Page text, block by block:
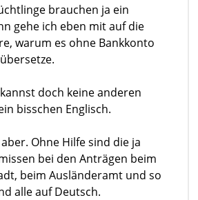
brauchen ja ein
gehe ich eben mit auf die
warum es ohne Bankkonto
doch keine anderen
bisschen Englisch.
Ohne Hilfe sind die ja
bei den Anträgen beim
beim Ausländeramt und so
alle auf Deutsch.